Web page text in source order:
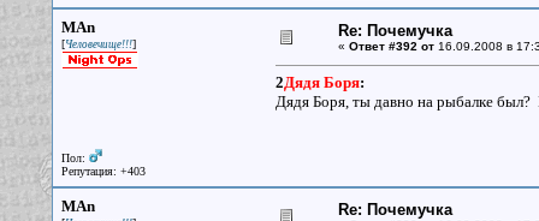
MAn
[Человечище!!!]
Пол:
Репутация: +403
Re: Почемучка
« Ответ #392 от16.09.2008 в
2Дядя Боря:
Дядя Боря, ты давно на рыбалке был?
MAn Re: Почемучка